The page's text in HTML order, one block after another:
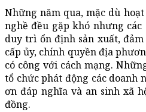
Những năm qua, mặc dù
nghề đều gặp khó nhưng
duy trì ổn định sản xuất,
cấp ủy, chính quyền địa
có công với cách mạng.
tổ chức phát động các doanh
ơn đáp nghĩa và an sinh xã
đồng.